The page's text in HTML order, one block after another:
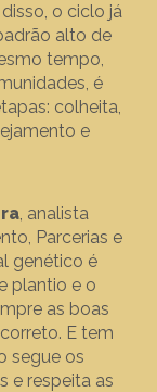
o ciclo já
alto de
tempo,
é
colheita,
e
, analista
Parcerias e
genético é
plantio e o
as boas
E tem
segue os
e respeita as